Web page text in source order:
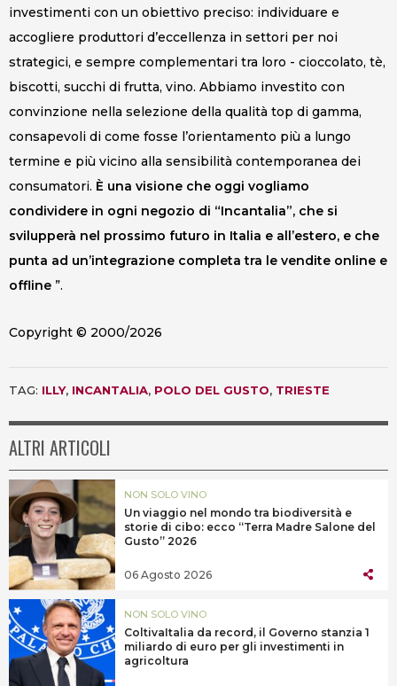
investimenti con un obiettivo preciso: individuare e
accogliere produttori d’eccellenza in settori per noi
strategici, e sempre complementari tra loro - cioccolato, tè,
biscotti, succhi di frutta, vino. Abbiamo investito con
convinzione nella selezione della qualità top di gamma,
consapevoli di come fosse l’orientamento più a lungo
termine e più vicino alla sensibilità contemporanea dei
consumatori. È una visione che oggi vogliamo
condividere in ogni negozio di “Incantalia”, che si
svilupperà nel prossimo futuro in Italia e all’estero, e che
punta ad un’integrazione completa tra le vendite online e
offline ”.
Copyright © 2000/2026
TAG: ILLY, INCANTALIA, POLO DEL GUSTO, TRIESTE
ALTRI ARTICOLI
NON SOLO VINO
Un viaggio nel mondo tra biodiversità e
storie di cibo: ecco “Terra Madre Salone del
Gusto” 2026
06 Agosto 2026
NON SOLO VINO
ColtivaItalia da record, il Governo stanzia 1
miliardo di euro per gli investimenti in
agricoltura